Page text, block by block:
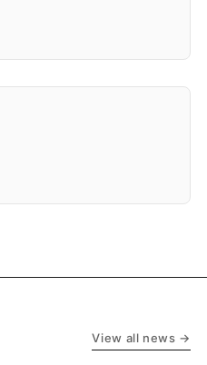
View all news →